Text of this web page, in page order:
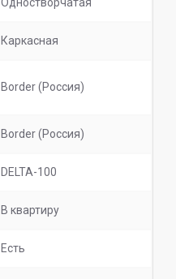
Одностворчатая
Каркасная
Border (Россия)
Border (Россия)
DELTA-100
В квартиру
Есть